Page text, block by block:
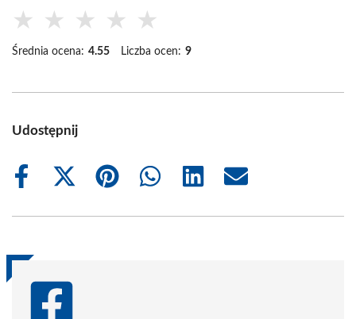
★ ★ ★ ★ ★
Średnia ocena: 4.55 Liczba ocen: 9
Udostępnij
Share
Share
(Twitter)
Share
Share
Share
Share